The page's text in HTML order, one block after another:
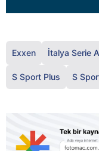
Exxen İtalya Serie A
S Sport Plus S